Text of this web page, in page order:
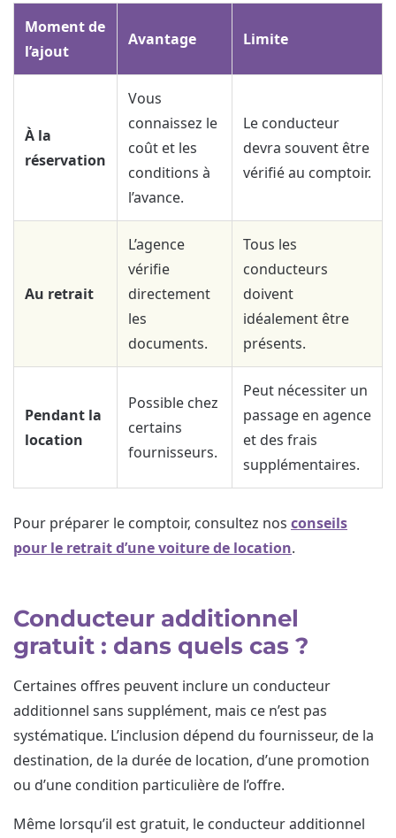
Moment de
l’ajout
Avantage Limite
À la
réservation
Vous
connaissez le
coût et les
conditions à
l’avance.
Le conducteur
devra souvent être
vérifié au comptoir.
Au retrait
L’agence
vérifie
directement
les
documents.
Tous les
conducteurs
doivent
idéalement être
présents.
Pendant la
location
Possible chez
certains
fournisseurs.
Peut nécessiter un
passage en agence
et des frais
supplémentaires.
Pour préparer le comptoir, consultez nos conseils
pour le retrait d’une voiture de location.
Conducteur additionnel
gratuit : dans quels cas ?
Certaines offres peuvent inclure un conducteur
additionnel sans supplément, mais ce n’est pas
systématique. L’inclusion dépend du fournisseur, de la
destination, de la durée de location, d’une promotion
ou d’une condition particulière de l’offre.
Même lorsqu’il est gratuit, le conducteur additionnel